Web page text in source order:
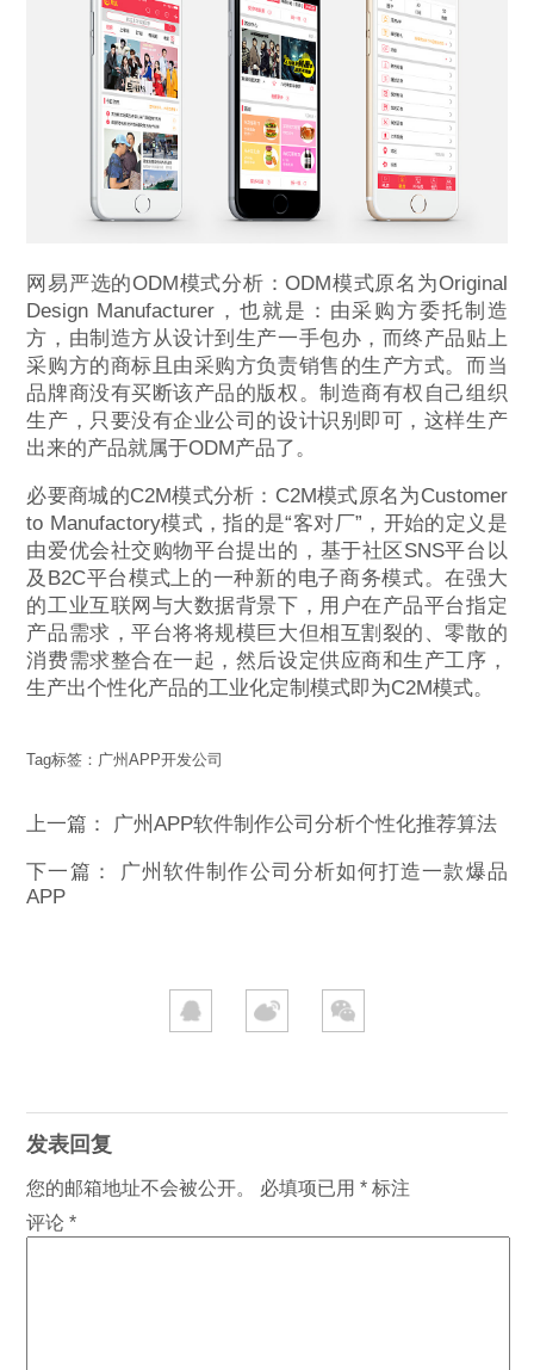
网易严选的ODM模式分析：ODM模式原名为Original
Design Manufacturer，也就是：由采购方委托制造
方，由制造方从设计到生产一手包办，而终产品贴上
采购方的商标且由采购方负责销售的生产方式。而当
品牌商没有买断该产品的版权。制造商有权自己组织
生产，只要没有企业公司的设计识别即可，这样生产
出来的产品就属于ODM产品了。
必要商城的C2M模式分析：C2M模式原名为Customer
to Manufactory模式，指的是“客对厂”，开始的定义是
由爱优会社交购物平台提出的，基于社区SNS平台以
及B2C平台模式上的一种新的电子商务模式。在强大
的工业互联网与大数据背景下，用户在产品平台指定
产品需求，平台将将规模巨大但相互割裂的、零散的
消费需求整合在一起，然后设定供应商和生产工序，
生产出个性化产品的工业化定制模式即为C2M模式。
Tag标签： 广州APP开发公司
上一篇： 广州APP软件制作公司分析个性化推荐算法
下一篇：
广州软件制作公司分析如何打造一款爆品
APP
发表回复
您的邮箱地址不会被公开。 必填项已用* 标注
评论*